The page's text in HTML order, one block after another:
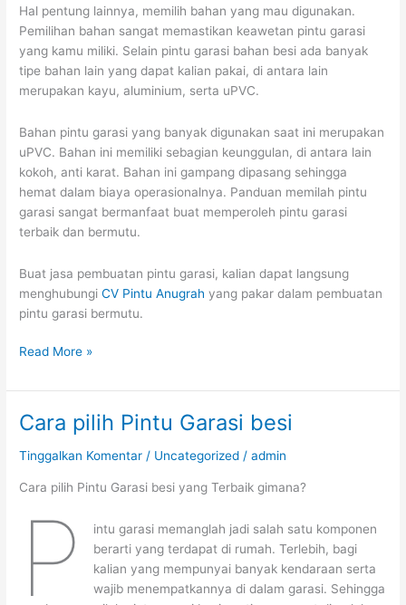
Hal pentung lainnya, memilih bahan yang mau digunakan.
Pemilihan bahan sangat memastikan keawetan pintu garasi
yang kamu miliki. Selain pintu garasi bahan besi ada banyak
tipe bahan lain yang dapat kalian pakai, di antara lain
merupakan kayu, aluminium, serta uPVC.
Bahan pintu garasi yang banyak digunakan saat ini merupakan
uPVC. Bahan ini memiliki sebagian keunggulan, di antara lain
kokoh, anti karat. Bahan ini gampang dipasang sehingga
hemat dalam biaya operasionalnya. Panduan memilah pintu
garasi sangat bermanfaat buat memperoleh pintu garasi
terbaik dan bermutu.
Buat jasa pembuatan pintu garasi, kalian dapat langsung
menghubungiCV Pintu Anugrah yang pakar dalam pembuatan
pintu garasi bermutu.
Read More »
Cara pilih Pintu Garasi besi
Tinggalkan Komentar / Uncategorized /admin
Cara pilih Pintu Garasi besi yang Terbaik gimana?
P
intu garasi memanglah jadi salah satu komponen
berarti yang terdapat di rumah. Terlebih, bagi
kalian yang mempunyai banyak kendaraan serta
wajib menempatkannya di dalam garasi. Sehingga
Cara
Pintu